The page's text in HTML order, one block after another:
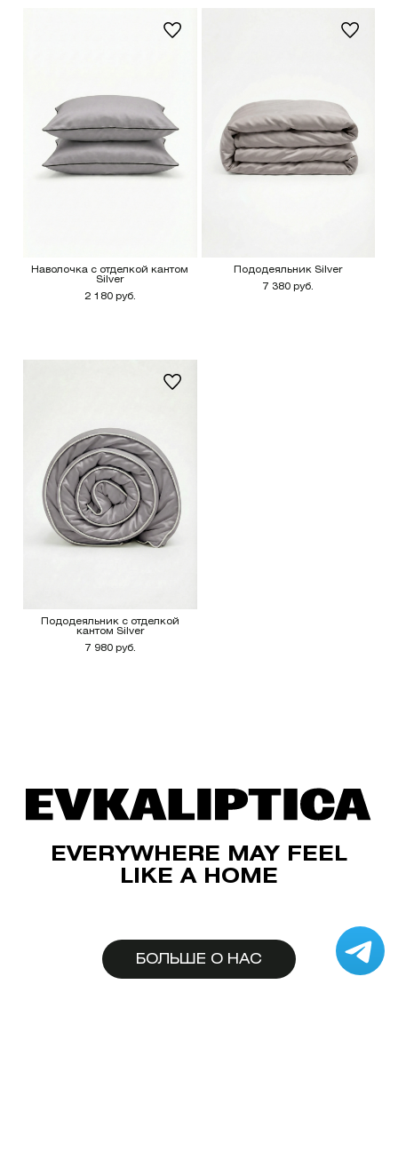
Наволочка с отделкой кантом
Silver
2 180 руб.
Пододеяльник Silver
7 380 руб.
Пододеяльник с отделкой
кантом Silver
7 980 руб.
EVERYWHERE MAY FEEL
LIKE A HOME
БОЛЬШЕ О НАС